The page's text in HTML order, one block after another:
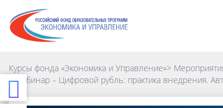
Курсы фонда «Экономика и Управление»>
>Вебинар – Цифровой рубль: практика внедрения.